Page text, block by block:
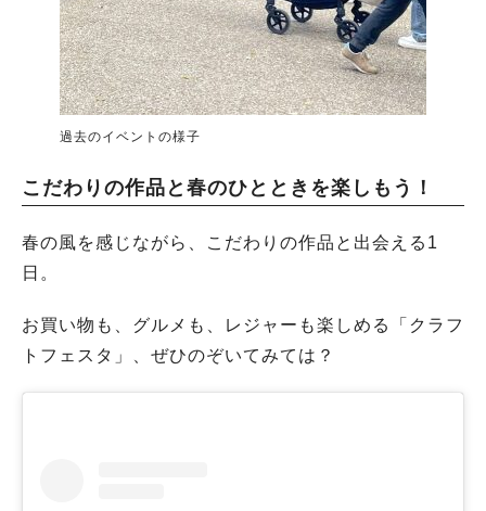
過去のイベントの様子
こだわりの作品と春のひとときを楽しもう！
春の風を感じながら、こだわりの作品と出会える1
日。
お買い物も、グルメも、レジャーも楽しめる「クラフ
トフェスタ」、ぜひのぞいてみては？